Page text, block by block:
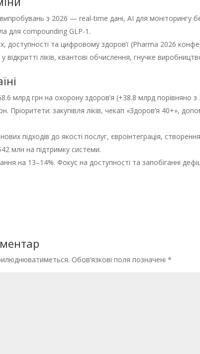
з 2026 — real-time дані, AI для моніторингу
для compounding GLP-1.
доступності та цифровому здоров’ї (Pharma 2026
відкритті ліків, квантові обчислення, гнучке
млрд грн на охорону здоров’я (+38.8 млрд порівняно
Пріоритети: закупівля ліків, чекап «Здоров’я 40+»,
підходів до якості послуг, євроінтеграція,
млн на підтримку системи.
на 13–14%. Фокус на доступності та запобіганні
Обов’язкові поля позначені*